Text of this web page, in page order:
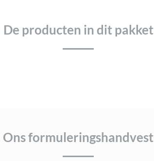
De producten in dit pakket
Ons formuleringshandvest